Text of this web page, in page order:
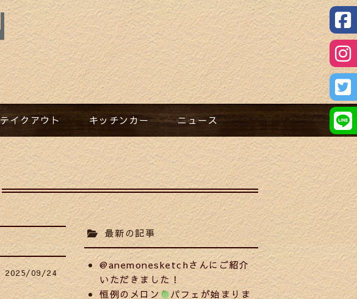
テイクアウト​ キッチンカー​ ニュース​
2025/09/24
最新の記事
@anemonesketchさんにご紹介
いただきました！
恒例のメロン
パフェが始まりま